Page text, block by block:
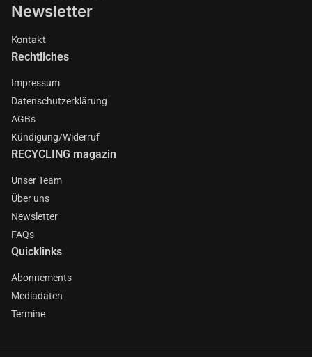
Newsletter
Kontakt
Rechtliches
Impressum
Datenschutzerklärung
AGBs
Kündigung/Widerruf
RECYCLING magazin
Unser Team
Über uns
Newsletter
FAQs
Quicklinks
Abonnements
Mediadaten
Termine